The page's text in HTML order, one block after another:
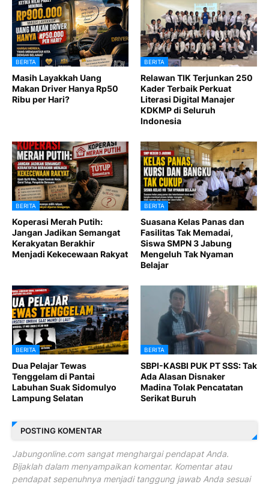
BERITA
Masih Layakkah Uang
Makan Driver Hanya Rp50
Ribu per Hari?
BERITA
Relawan TIK Terjunkan 250
Kader Terbaik Perkuat
Literasi Digital Manajer
KDKMP di Seluruh
Indonesia
BERITA
Koperasi Merah Putih:
Jangan Jadikan Semangat
Kerakyatan Berakhir
Menjadi Kekecewaan Rakyat
BERITA
Suasana Kelas Panas dan
Fasilitas Tak Memadai,
Siswa SMPN 3 Jabung
Mengeluh Tak Nyaman
Belajar
BERITA
Dua Pelajar Tewas
Tenggelam di Pantai
Labuhan Suak Sidomulyo
Lampung Selatan
BERITA
SBPI-KASBI PUK PT SSS: Tak
Ada Alasan Disnaker
Madina Tolak Pencatatan
Serikat Buruh
POSTING KOMENTAR
Jabungonline.com sangat menghargai pendapat Anda.
Bijaklah dalam menyampaikan komentar. Komentar atau
pendapat sepenuhnya menjadi tanggung jawab Anda sesuai